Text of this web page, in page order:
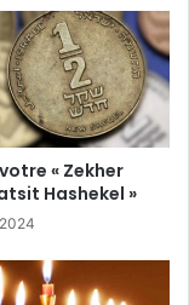
« Zekher
Hashekel »